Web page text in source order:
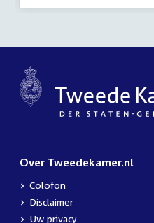
Over Tweedekamer.nl
Colofon
Disclaimer
Uw privacy